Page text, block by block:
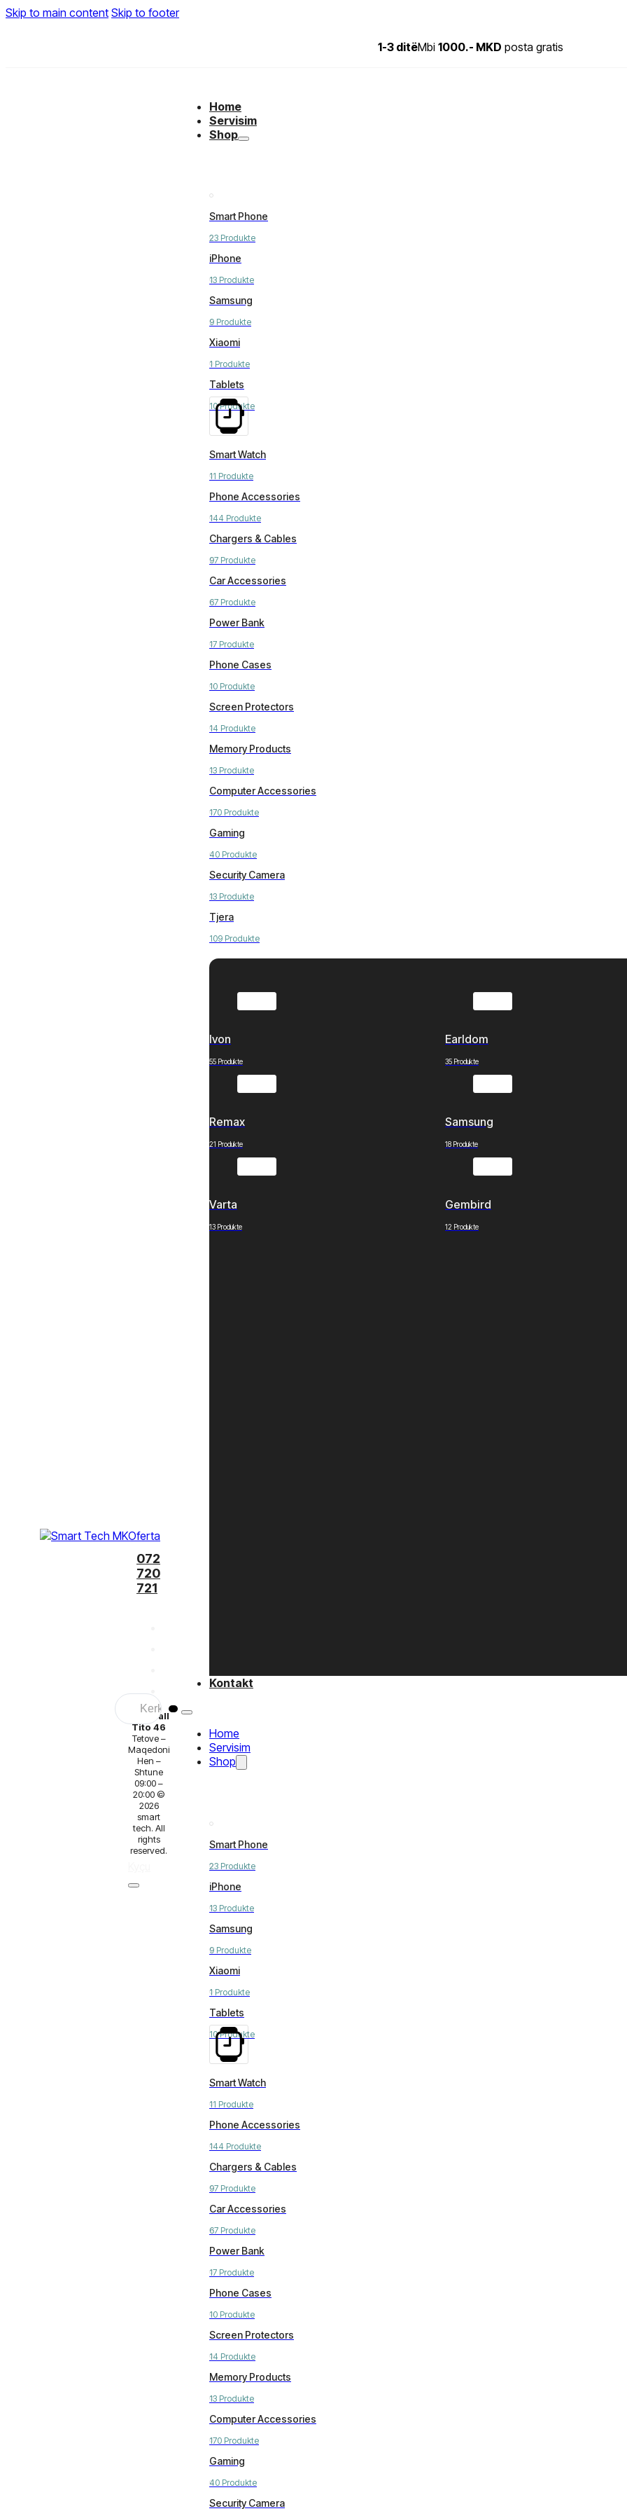
Skip to main content Skip to footer
1-3 ditëMbi 1000.- MKD posta gratis
Oferta
072
720
721
Marshall
Tito 46
Tetove –
Maqedoni
Hen –
Shtune
09:00 –
20:00 ©
2026
smart
tech. All
rights
reserved.
Search
...
Home
Servisim
Shop
Smart Phone
23 Produkte
iPhone
13 Produkte
Samsung
9 Produkte
Xiaomi
1 Produkte
Tablets
10 Produkte
Smart Watch
11 Produkte
Phone Accessories
144 Produkte
Chargers & Cables
97 Produkte
Car Accessories
67 Produkte
Power Bank
17 Produkte
Phone Cases
10 Produkte
Screen Protectors
14 Produkte
Memory Products
13 Produkte
Computer Accessories
170 Produkte
Gaming
40 Produkte
Security Camera
13 Produkte
Tjera
109 Produkte
Ivon
55 Produkte
Earldom
35 Produkte
Remax
21 Produkte
Samsung
18 Produkte
Varta
13 Produkte
Gembird
12 Produkte
Kontakt
Home
Servisim
Shop
Smart Phone
23 Produkte
iPhone
13 Produkte
Samsung
9 Produkte
Xiaomi
1 Produkte
Tablets
10 Produkte
Smart Watch
11 Produkte
Phone Accessories
144 Produkte
Chargers & Cables
97 Produkte
Car Accessories
67 Produkte
Power Bank
17 Produkte
Phone Cases
10 Produkte
Screen Protectors
14 Produkte
Memory Products
13 Produkte
Computer Accessories
170 Produkte
Gaming
40 Produkte
Security Camera